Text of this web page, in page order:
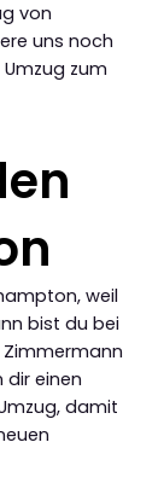
von
uns noch
zum
weil
bist du bei
dir einen
damit